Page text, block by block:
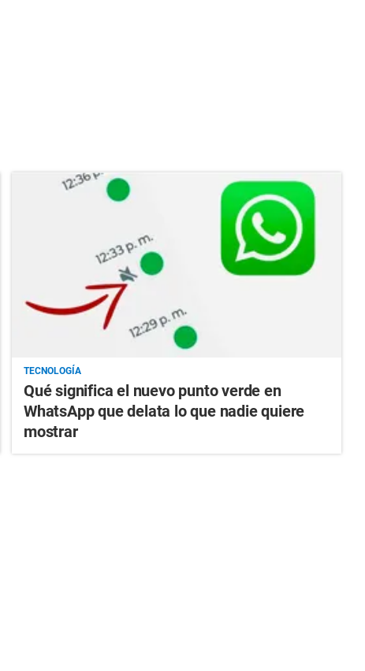
TECNOLOGÍA
Qué significa el nuevo punto verde en
WhatsApp que delata lo que nadie quiere
mostrar